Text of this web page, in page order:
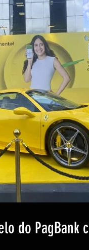
do PagBank